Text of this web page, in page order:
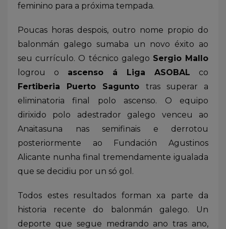
feminino para a próxima tempada.
Poucas horas despois, outro nome propio do
balonmán galego sumaba un novo éxito ao
seu currículo. O técnico galego Sergio Mallo
logrou o ascenso á Liga ASOBAL co
Fertiberia Puerto Sagunto tras superar a
eliminatoria final polo ascenso. O equipo
dirixido polo adestrador galego venceu ao
Anaitasuna nas semifinais e derrotou
posteriormente ao Fundación Agustinos
Alicante nunha final tremendamente igualada
que se decidiu por un só gol.
Todos estes resultados forman xa parte da
historia recente do balonmán galego. Un
deporte que segue medrando ano tras ano,